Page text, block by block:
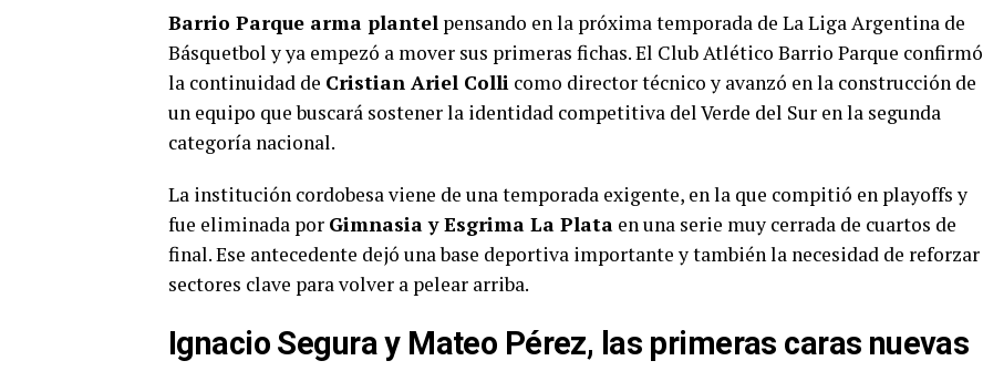
Barrio Parque arma plantel pensando en la próxima temporada de La Liga Argentina de
Básquetbol y ya empezó a mover sus primeras fichas. El Club Atlético Barrio Parque confirmó
la continuidad de Cristian Ariel Colli como director técnico y avanzó en la construcción de
un equipo que buscará sostener la identidad competitiva del Verde del Sur en la segunda
categoría nacional.
La institución cordobesa viene de una temporada exigente, en la que compitió en playoffs y
fue eliminada por Gimnasia y Esgrima La Plata en una serie muy cerrada de cuartos de
final. Ese antecedente dejó una base deportiva importante y también la necesidad de reforzar
sectores clave para volver a pelear arriba.
Ignacio Segura y Mateo Pérez, las primeras caras nuevas